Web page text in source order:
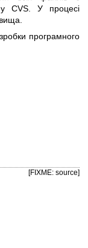
у CVS. У процесі
програмного
[FIXME: source]